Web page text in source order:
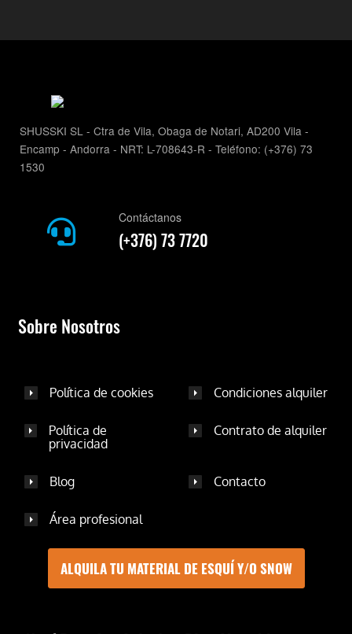
SHUSSKI SL - Ctra de Vila, Obaga de Notari, AD200 Vila -
Encamp - Andorra - NRT: L-708643-R - Teléfono: (+376) 73
1530
Contáctanos
(+376) 73 7720
Sobre Nosotros
Política de cookies Condiciones alquiler
Política de
privacidad
Contrato de alquiler
Blog Contacto
Área profesional
ALQUILA TU MATERIAL DE ESQUÍ Y/O SNOW